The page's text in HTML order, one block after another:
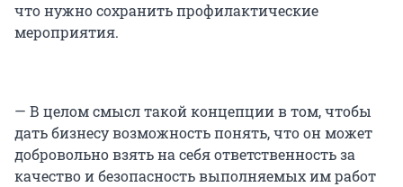
что нужно сохранить профилактические
мероприятия.
— В целом смысл такой концепции в том, чтобы
дать бизнесу возможность понять, что он может
добровольно взять на себя ответственность за
качество и безопасность выполняемых им работ